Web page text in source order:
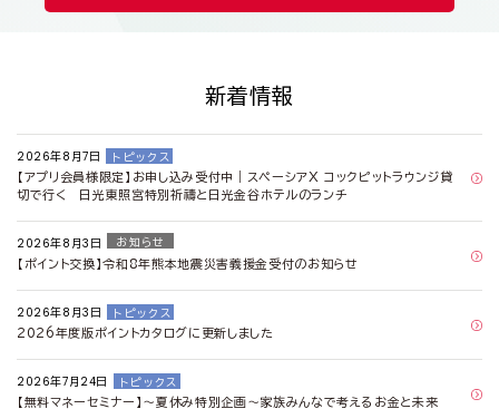
新着情報
2026年8月7日 トピックス
【アプリ会員様限定】お申し込み受付中｜スペーシアX コックピットラウンジ貸
切で行く 日光東照宮特別祈禱と日光金谷ホテルのランチ
2026年8月3日 お知らせ
【ポイント交換】令和8年熊本地震災害義援金受付のお知らせ
2026年8月3日 トピックス
2026年度版ポイントカタログに更新しました
2026年7月24日 トピックス
【無料マネーセミナー】～夏休み特別企画～家族みんなで考えるお金と未来